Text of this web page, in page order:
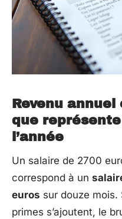
Revenu
que
l’année
Un salaire de 2700
correspond à un
euros sur douze mois.
primes s’ajoutent, le